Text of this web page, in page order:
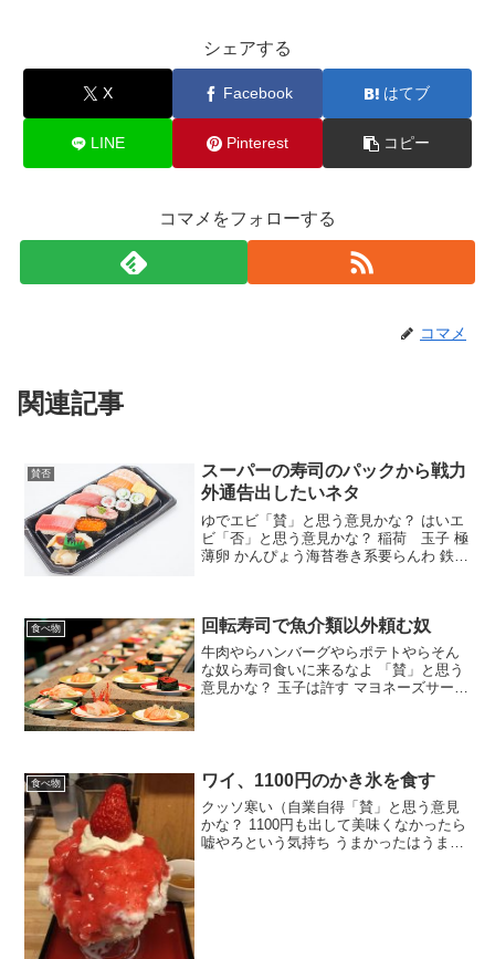
シェアする
X Facebook はてブ
LINE Pinterest コピー
コマメをフォローする
コマメ
関連記事
賛否
スーパーの寿司のパックから戦力
外通告出したいネタ
ゆでエビ「賛」と思う意見かな？ はいエ
ビ「否」と思う意見かな？ 稲荷 玉子 極
薄卵 かんぴょう海苔巻き系要らんわ 鉄火
ス...
食べ物 回転寿司で魚介類以外頼む奴
牛肉やらハンバーグやらポテトやらそん
な奴ら寿司食いに来るなよ 「賛」と思う
意見かな？ 玉子は許す マヨネーズサーモ
食べ物 ワイ、1100円のかき氷を食す
クッソ寒い（自業自得「賛」と思う意見
かな？ 1100円も出して美味くなかったら
嘘やろという気持ち うまかったはうまか